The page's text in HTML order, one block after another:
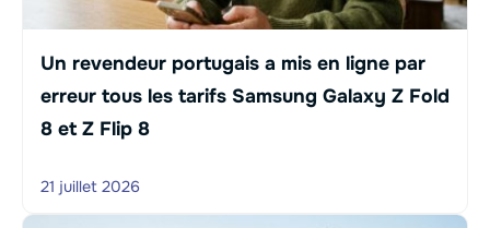
Un revendeur portugais a mis en ligne par
erreur tous les tarifs Samsung Galaxy Z Fold
8 et Z Flip 8
21 juillet 2026